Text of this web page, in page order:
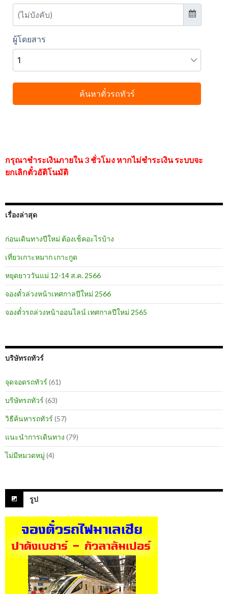
กรุณาชำระเงินภายใน 3 ชั่วโมง หากไม่ชำระเงิน ระบบจะ
ยกเลิกตั๋วอัติโนมัติ
เรื่องล่าสุด
ก่อนเดินทางปีใหม่ ต้องเช็คอะไรบ้าง
เที่ยวเกาะหมาก เกาะกูด
หยุดยาววันแม่ 12-14 ส.ค. 2566
จองตั๋วล่วงหน้าเทศกาลปีใหม่ 2566
จองตั๋วรถล่วงหน้าออนไลน์ เทศกาลปีใหม่ 2565
บริษัทรถทัวร์
จุดจอดรถทัวร์ (61)
บริษัทรถทัวร์ (63)
วิธีค้นหารถทัวร์ (57)
แนะนำการเดินทาง (79)
ไม่มีหมวดหมู่ (4)
รูป